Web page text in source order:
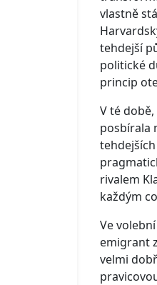
vlastně
tehdejší
politické
princip
V té
posbírala
rivalem
každým
Ve
emigrant
velmi